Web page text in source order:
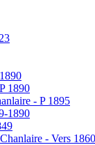
1890
- P 1895
1890
- Vers 1860